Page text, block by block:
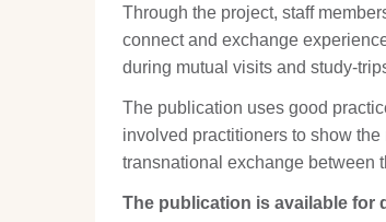
Through the project, staff
connect and exchange
during mutual visits and study-
The publication uses good
involved practitioners to show
transnational exchange between
The publication is available for